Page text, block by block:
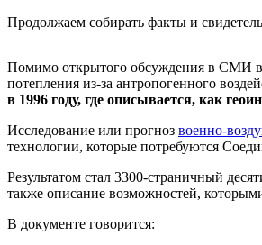
Продолжаем собирать факты и
Помимо открытого обсуждения в СМИ
потепления из-за антропогенного
в 1996 году, где описывается, как
Исследование или прогноз военно-
технологии, которые потребуются
Результатом стал 3300-страничный
также описание возможностей,
В документе говорится: